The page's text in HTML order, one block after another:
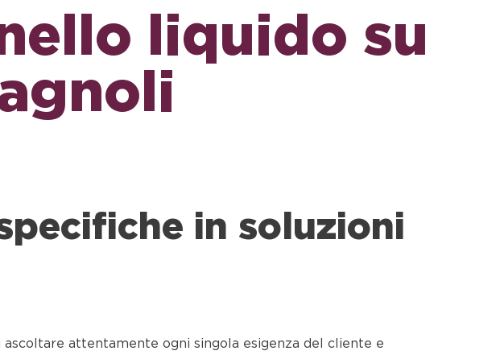
liquido su
in soluzioni
attentamente ogni singola esigenza del cliente e